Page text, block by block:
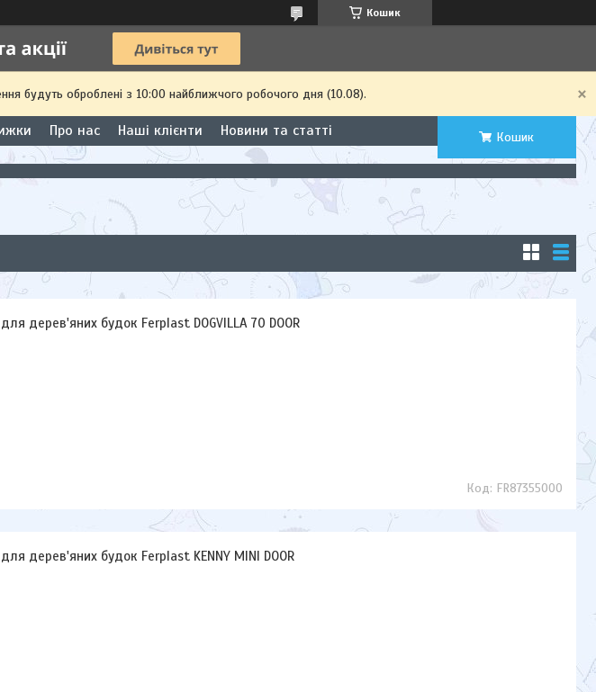
Кошик
будуть оброблені з 10:00 найближчого робочого дня (10.08).
Про нас Наші клієнти Новини та статті Кошик
дерев'яних будок Ferplast DOGVILLA 70 DOOR
FR87355000
дерев'яних будок Ferplast KENNY MINI DOOR